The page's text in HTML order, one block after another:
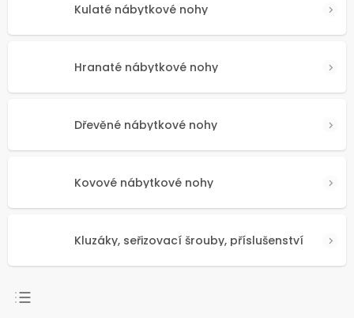
Kulaté nábytkové nohy
Hranaté nábytkové nohy
Dřevěné nábytkové nohy
Kovové nábytkové nohy
Kluzáky, seřizovací šrouby, příslušenství